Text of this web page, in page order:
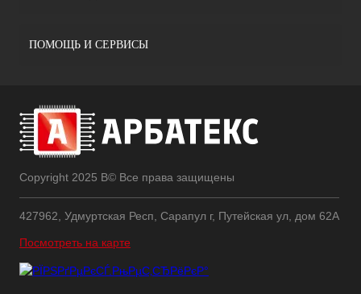
ПОМОЩЬ И СЕРВИСЫ
Copyright 2025 В© Все права защищены
427962, Удмуртская Респ, Сарапул г, Путейская ул, дом 62А
Посмотреть на карте